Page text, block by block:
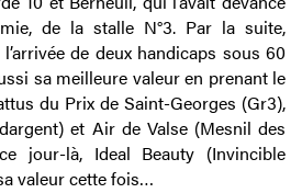
de la stalle N°3. Par la suite,
de deux handicaps sous 60
sa meilleure valeur en prenant le
du Prix de Saint-Georges (Gr3),
et Air de Valse (Mesnil des
jour-là, Ideal Beauty (Invincible
valeur cette fois…